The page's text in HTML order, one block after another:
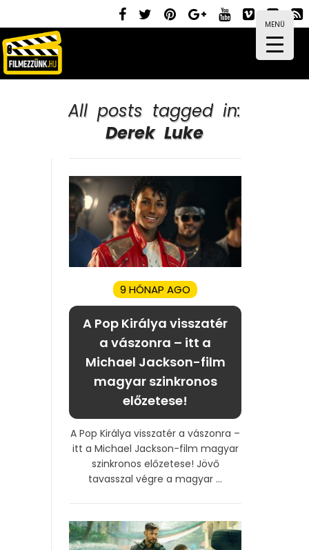
MENÜ
All posts tagged in:
Derek Luke
9 HÓNAP AGO
A Pop Királya visszatér
a vászonra – itt a
Michael Jackson-film
magyar szinkronos
előzetese!
A Pop Királya visszatér a vászonra –
itt a Michael Jackson-film magyar
szinkronos előzetese! Jövő
tavasszal végre a magyar ...